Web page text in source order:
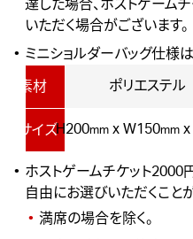
達した場合、ホストゲーム
いただく場合がございます。
ミニショルダーバッグ仕様
素材 ポリエステル
サイズH200mm x W150mm x
ホストゲームチケット2000
自由にお選びいただくこと
満席の場合を除く。